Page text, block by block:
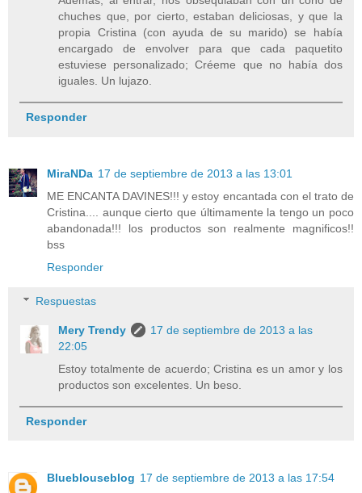
chuches que, por cierto, estaban deliciosas, y que la
propia Cristina (con ayuda de su marido) se había
encargado de envolver para que cada paquetito
estuviese personalizado; Créeme que no había dos
iguales. Un lujazo.
Responder
MiraNDa 17 de septiembre de 2013 a las 13:01
ME ENCANTA DAVINES!!! y estoy encantada con el trato de
Cristina.... aunque cierto que últimamente la tengo un poco
abandonada!!! los productos son realmente magnificos!!
bss
Responder
Respuestas
Mery Trendy
17 de septiembre de 2013 a las
22:05
Estoy totalmente de acuerdo; Cristina es un amor y los
productos son excelentes. Un beso.
Responder
Blueblouseblog 17 de septiembre de 2013 a las 17:54